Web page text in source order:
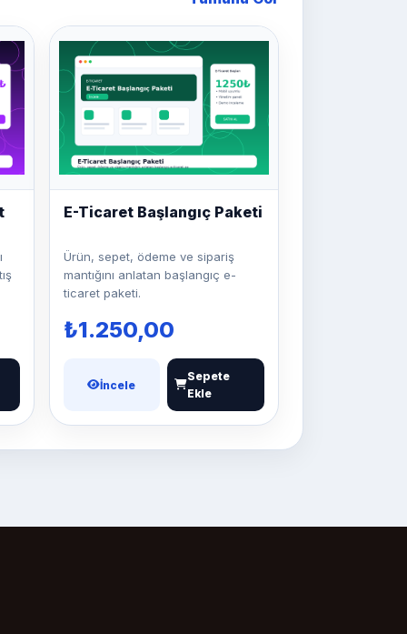
E-Ticaret Başlangıç Paketi
Ürün, sepet, ödeme ve sipariş
mantığını anlatan başlangıç e-
ticaret paketi.
₺1.250,00
İncele
Sepete
Ekle